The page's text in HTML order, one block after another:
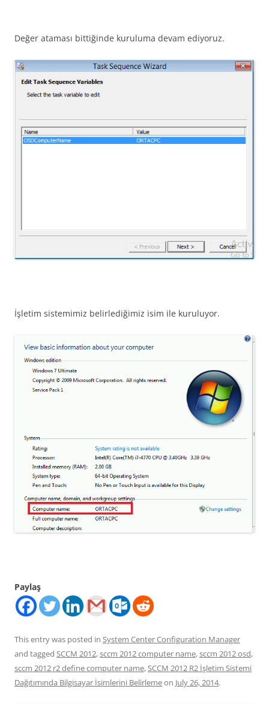
Değer ataması bittiğinde kuruluma devam ediyoruz.
İşletim sistemimiz belirlediğimiz isim ile kuruluyor.
Paylaş
This entry was posted in System Center Configuration Manager
and tagged SCCM 2012,sccm 2012 computer name,sccm 2012 osd,
sccm 2012 r2 define computer name,SCCM 2012 R2 İşletim Sistemi
Dağıtımında Bilgisayar İsimlerini Belirlemeon July 26, 2014.